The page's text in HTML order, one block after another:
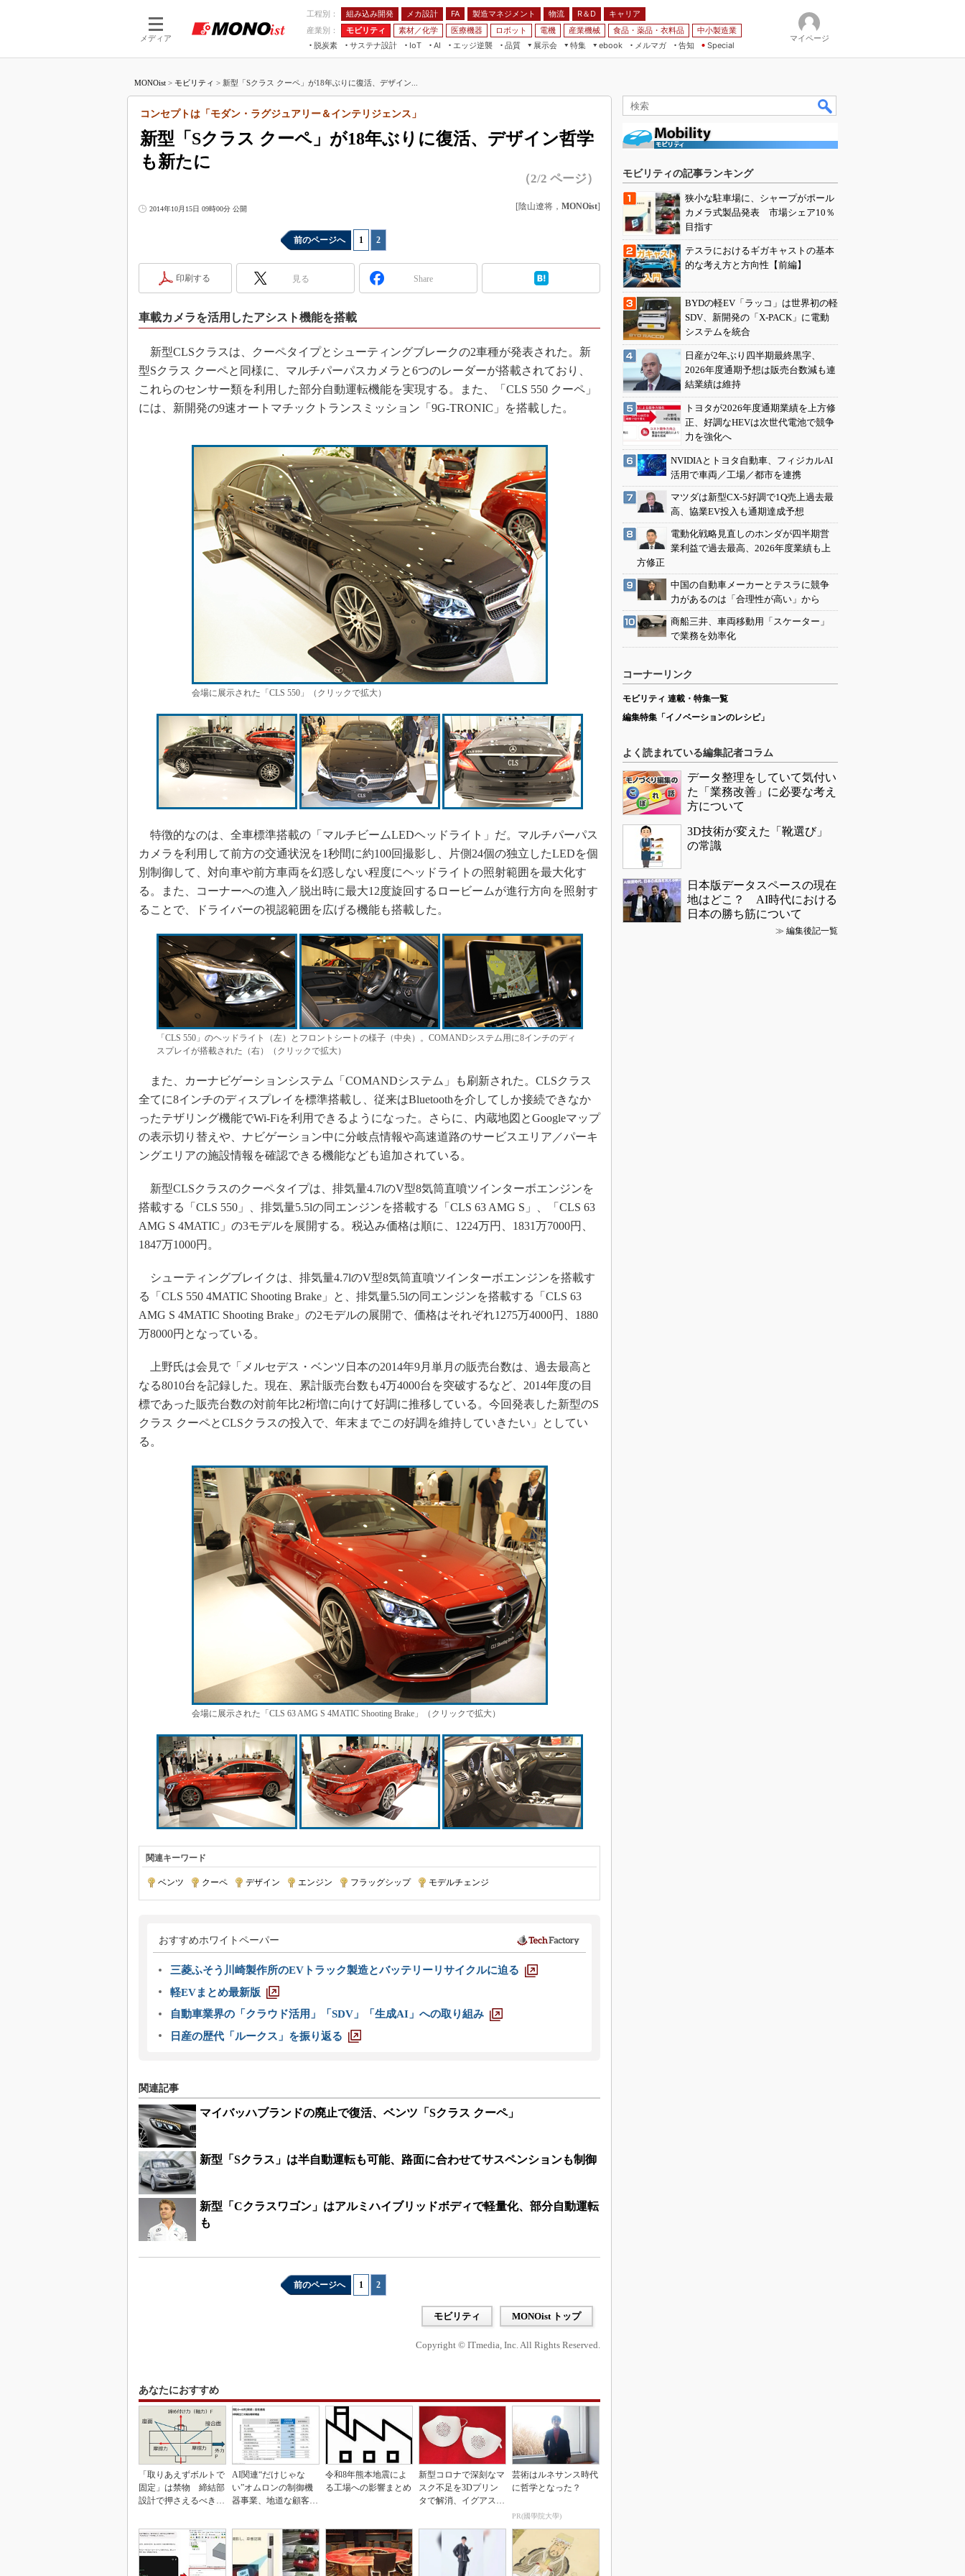
メディア
工程別： 組み込み開発 メカ設計 FA 製造マネジメント 物流 R＆D
キャリア
産業別：
モビリティ 素材／化学 医療機器 ロボット 電機 産業機械 食品・薬品・衣料品
中小製造業
脱炭素
サステナ設計
IoT
つながる工場
つながるサービス
AI
AI×設備保全
エッジ逆襲 品質
展示会
JIMTOF
展＆IoT/5Gソリューション展
IIFES
日本ものづくりワールド
特集
VR／AR
フィールドサービス
ISO26262
3Dプリンタ
デジタルツインとCAE
S＆OP
インダストリー4.0
メイドインジャパン
植物工場
知財マネジメント
海外生産
グローバル設計・開発
制御セキュリティ
新型コロナへの対応
ebook
FA
メルマガ
告知 Special
マイページ
MONOist > モビリティ > 新型「Sクラス クーペ」が18年ぶりに復活、デザイン...
新型「Sクラス クーペ」が18年ぶりに復活、デザイン哲学
も新たに
コンセプトは「モダン・ラグジュアリー＆インテリジェンス」
（2/2 ページ）
2014年10月15日 09時00分 公開 [陰山遼将， MONOist]
前のページへ 1 2
印刷する 見る Share
車載カメラを活用したアシスト機能を搭載
新型CLSクラスは、クーペタイプとシューティングブレークの2車種が発表された。新
型Sクラス クーペと同様に、マルチパーパスカメラと6つのレーダーが搭載されており、
これらのセンサー類を利用した部分自動運転機能を実現する。また、「CLS 550 クーペ」
には、新開発の9速オートマチックトランスミッション「9G-TRONIC」を搭載した。
会場に展示された「CLS 550」（クリックで拡大）
特徴的なのは、全車標準搭載の「マルチビームLEDヘッドライト」だ。マルチパーパス
カメラを利用して前方の交通状況を1秒間に約100回撮影し、片側24個の独立したLEDを個
別制御して、対向車や前方車両を幻惑しない程度にヘッドライトの照射範囲を最大化す
る。また、コーナーへの進入／脱出時に最大12度旋回するロービームが進行方向を照射す
ることで、ドライバーの視認範囲を広げる機能も搭載した。
「CLS 550」のヘッドライト（左）とフロントシートの様子（中央）。COMANDシステム用に8インチのディ
スプレイが搭載された（右）（クリックで拡大）
また、カーナビゲーションシステム「COMANDシステム」も刷新された。CLSクラス
全てに8インチのディスプレイを標準搭載し、従来はBluetoothを介してしか接続できなか
ったテザリング機能でWi-Fiを利用できるようになった。さらに、内蔵地図とGoogleマップ
の表示切り替えや、ナビゲーション中に分岐点情報や高速道路のサービスエリア／パーキ
ングエリアの施設情報を確認できる機能なども追加されている。
新型CLSクラスのクーペタイプは、排気量4.7lのV型8気筒直噴ツインターボエンジンを
搭載する「CLS 550」、排気量5.5lの同エンジンを搭載する「CLS 63 AMG S」、「CLS 63
AMG S 4MATIC」の3モデルを展開する。税込み価格は順に、1224万円、1831万7000円、
1847万1000円。
シューティングブレイクは、排気量4.7lのV型8気筒直噴ツインターボエンジンを搭載す
る「CLS 550 4MATIC Shooting Brake」と、排気量5.5lの同エンジンを搭載する「CLS 63
AMG S 4MATIC Shooting Brake」の2モデルの展開で、価格はそれぞれ1275万4000円、1880
万8000円となっている。
上野氏は会見で「メルセデス・ベンツ日本の2014年9月単月の販売台数は、過去最高と
なる8010台を記録した。現在、累計販売台数も4万4000台を突破するなど、2014年度の目
標であった販売台数の対前年比2桁増に向けて好調に推移している。今回発表した新型のS
クラス クーペとCLSクラスの投入で、年末までこの好調を維持していきたい」としてい
る。
会場に展示された「CLS 63 AMG S 4MATIC Shooting Brake」（クリックで拡大）
関連キーワード
ベンツ クーペ デザイン エンジン フラッグシップ| モデルチェンジ
おすすめホワイトペーパー
三菱ふそう川崎製作所のEVトラック製造とバッテリーリサイクルに迫る
軽EVまとめ最新版
自動車業界の「クラウド活用」「SDV」「生成AI」への取り組み
日産の歴代「ルークス」を振り返る
関連記事
マイバッハブランドの廃止で復活、ベンツ「Sクラス クーペ」
新型「Sクラス」は半自動運転も可能、路面に合わせてサスペンションも制御
新型「Cクラスワゴン」はアルミハイブリッドボディで軽量化、部分自動運転
も
前のページへ 1 2
モビリティ MONOist トップ
Copyright © ITmedia, Inc. All Rights Reserved.
あなたにおすすめ
「取りあえずボルトで
固定」は禁物 締結部
設計で押さえるべき基
AI関連“だけじゃな
い”オムロンの制御機
器事業、地道な顧客基
令和8年熊本地震によ
る工場への影響まとめ
新型コロナで深刻なマ
スク不足を3Dプリン
タで解消、イグアスが
芸術はルネサンス時代
に哲学となった？
PR(國學院大學)
モビリティの記事ランキング
狭小な駐車場に、シャープがポール
カメラ式製品発表 市場シェア10％
目指す
テスラにおけるギガキャストの基本
的な考え方と方向性【前編】
BYDの軽EV「ラッコ」は世界初の軽
SDV、新開発の「X-PACK」に電動
システムを統合
日産が2年ぶり四半期最終黒字、
2026年度通期予想は販売台数減も連
結業績は維持
トヨタが2026年度通期業績を上方修
正、好調なHEVは次世代電池で競争
力を強化へ
NVIDIAとトヨタ自動車、フィジカルAI
活用で車両／工場／都市を連携
マツダは新型CX-5好調で1Q売上過去最
高、協業EV投入も通期達成予想
電動化戦略見直しのホンダが四半期営
業利益で過去最高、2026年度業績も上
方修正
中国の自動車メーカーとテスラに競争
力があるのは「合理性が高い」から
商船三井、車両移動用「スケーター」
で業務を効率化
コーナーリンク
モビリティ 連載・特集一覧
編集特集「イノベーションのレシピ」
よく読まれている編集記者コラム
データ整理をしていて気付い
た「業務改善」に必要な考え
方について
3D技術が変えた「靴選び」
の常識
日本版データスペースの現在
地はどこ？ AI時代における
日本の勝ち筋について
≫ 編集後記一覧